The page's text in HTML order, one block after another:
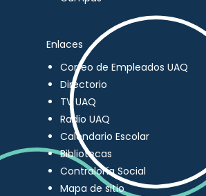
Enlaces
Correo de Empleados UAQ
Directorio
TV UAQ
Radio UAQ
Calendario Escolar
Bibliotecas
Contraloría Social
Mapa de sitio